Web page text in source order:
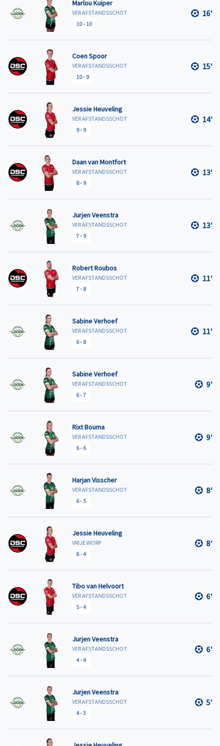
Marlou Kuiper
VER AFSTANDSSCHOT
10- 10
16'
Coen Spoor
VER AFSTANDSSCHOT
10- 9
15'
Jessie Heuveling
VER AFSTANDSSCHOT
9- 9
14'
Daan van Montfort
VER AFSTANDSSCHOT
8- 9
13'
Jurjen Veenstra
VER AFSTANDSSCHOT
7- 9
13'
Robert Roubos
VER AFSTANDSSCHOT
7- 8
11'
Sabine Verhoef
VER AFSTANDSSCHOT
6- 8
11'
Sabine Verhoef
VER AFSTANDSSCHOT
6-7
9'
Rixt Bouma
VER AFSTANDSSCHOT
6- 6
9'
Harjan Visscher
VER AFSTANDSSCHOT
6-5
8'
Jessie Heuveling
VRIJE WORP
6-4
8'
Tibo van Helvoort
VER AFSTANDSSCHOT
5-4
6'
Jurjen Veenstra
VER AFSTANDSSCHOT
4-4
6'
Jurjen Veenstra
VER AFSTANDSSCHOT
4-3
5'